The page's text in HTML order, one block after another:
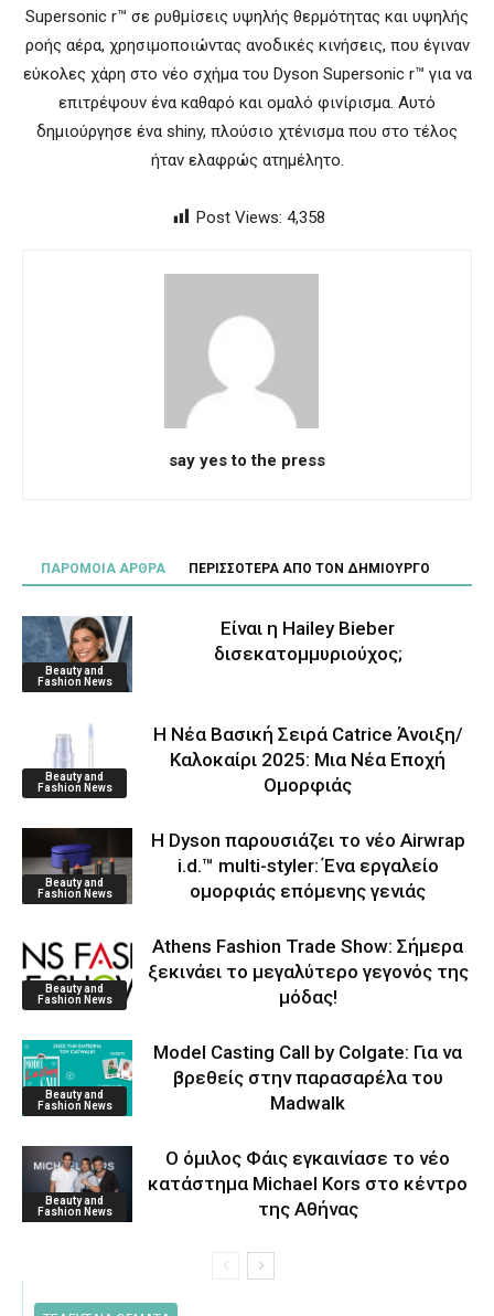
Supersonic r™ σε ρυθμίσεις υψηλής θερμότητας και υψηλής
ροής αέρα, χρησιμοποιώντας ανοδικές κινήσεις, που έγιναν
εύκολες χάρη στο νέο σχήμα του Dyson Supersonic r™ για να
επιτρέψουν ένα καθαρό και ομαλό φινίρισμα. Αυτό
δημιούργησε ένα shiny, πλούσιο χτένισμα που στο τέλος
ήταν ελαφρώς ατημέλητο.
Post Views: 4,358
say yes to the press
ΠΑΡΟΜΟΙΑ ΑΡΘΡΑ ΠΕΡΙΣΣΟΤΕΡΑ ΑΠΟ ΤΟΝ ΔΗΜΙΟΥΡΓΟ
Beauty and
Fashion News
Είναι η Hailey Bieber
δισεκατομμυριούχος;
Beauty and
Fashion News
Η Νέα Βασική Σειρά Catrice Άνοιξη/
Καλοκαίρι 2025: Μια Νέα Εποχή
Ομορφιάς
Beauty and
Fashion News
Η Dyson παρουσιάζει το νέο Airwrap
i.d.™ multi-styler: Ένα εργαλείο
ομορφιάς επόμενης γενιάς
Beauty and
Fashion News
Athens Fashion Trade Show: Σήμερα
ξεκινάει το μεγαλύτερο γεγονός της
μόδας!
Beauty and
Fashion News
Model Casting Call by Colgate: Για να
βρεθείς στην παρασαρέλα του
Μadwalk
Beauty and
Fashion News
O όμιλος Φάις εγκαινίασε το νέο
κατάστημα Michael Kors στο κέντρο
της Αθήνας